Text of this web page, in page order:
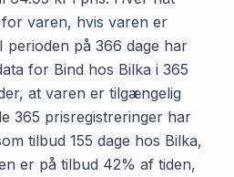
varen, hvis varen er
perioden på 366 dage har
for Bind hos Bilka i 365
at varen er tilgængelig
365 prisregistreringer har
tilbud 155 dage hos Bilka,
er på tilbud 42% af tiden,